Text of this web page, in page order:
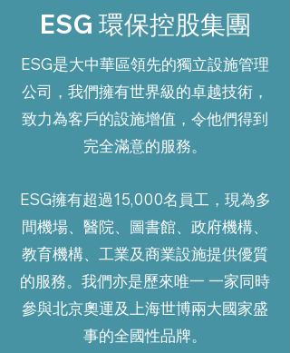
ESG 環保控股集團
ESG是大中華區領先的獨立設施管理
公司，我們擁有世界級的卓越技術，
致力為客戶的設施增值，令他們得到
完全滿意的服務。
ESG擁有超過15,000名員工，現為多
間機場、醫院、圖書館、政府機構、
教育機構、工業及商業設施提供優質
的服務。我們亦是歷來唯一 一家同時
參與北京奧運及上海世博兩大國家盛
事的全國性品牌。